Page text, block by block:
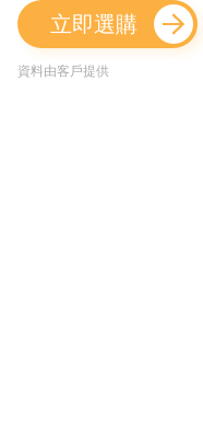
立即選購
資料由客戶提供